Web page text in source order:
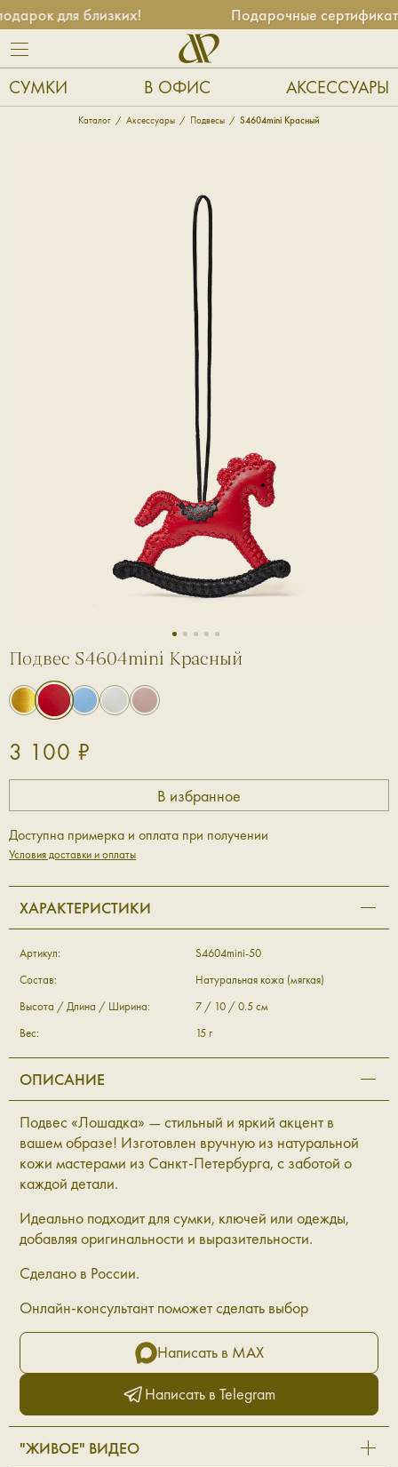
для близких! Подарочные
СУМКИ В ОФИС АКСЕССУАРЫ
Каталог Аксессуары Подвесы S4604mini Красный
1 2 3 4 5
Подвес S4604mini Красный
3 100 ₽
Доступна примерка и оплата при получении
Условия доставки и оплаты
ХАРАКТЕРИСТИКИ
Артикул:
S4604mini-50
Состав:
Натуральная кожа (мягкая)
Высота / Длина / Ширина:
7 / 10 / 0.5 см
Вес:
15 г
ОПИСАНИЕ
Подвес «Лошадка» — стильный и яркий акцент в
вашем образе! Изготовлен вручную из натуральной
кожи мастерами из Санкт-Петербурга, с заботой о
каждой детали.
Идеально подходит для сумки, ключей или одежды,
добавляя оригинальности и выразительности.
Сделано в России.
Онлайн-консультант поможет сделать выбор
Написать в MAX
Написать в Telegram
"ЖИВОЕ" ВИДЕО